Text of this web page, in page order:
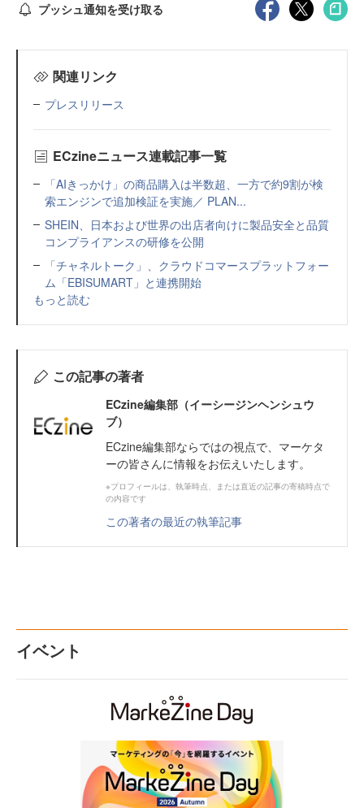
プッシュ通知を受け取る
関連リンク
プレスリリース
ECzineニュース連載記事一覧
「AIきっかけ」の商品購入は半数超、一方で約9割が検
索エンジンで追加検証を実施／ PLAN...
SHEIN、日本および世界の出店者向けに製品安全と品質
コンプライアンスの研修を公開
「チャネルトーク」、クラウドコマースプラットフォー
ム「EBISUMART」と連携開始
もっと読む
この記事の著者
ECzine編集部（イーシージンヘンシュウ
ブ）
ECzine編集部ならではの視点で、マーケタ
ーの皆さんに情報をお伝えいたします。
※プロフィールは、執筆時点、または直近の記事の寄稿時点で
の内容です
この著者の最近の執筆記事
イベント